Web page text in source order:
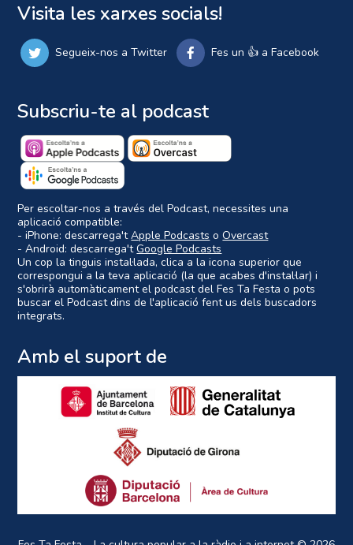
Visita les xarxes socials!
Segueix-nos a Twitter Fes un 👍 a Facebook
Subscriu-te al podcast
Per escoltar-nos a través del Podcast, necessites una
aplicació compatible:
- iPhone: descarrega'tApple Podcasts oOvercast
- Android: descarrega'tGoogle Podcasts
Un cop la tinguis instal·lada, clica a la icona superior que
correspongui a la teva aplicació (la que acabes d'instal·lar) i
s'obrirà automàticament el podcast del Fes Ta Festa o pots
buscar el Podcast dins de l'aplicació fent us dels buscadors
integrats.
Amb el suport de